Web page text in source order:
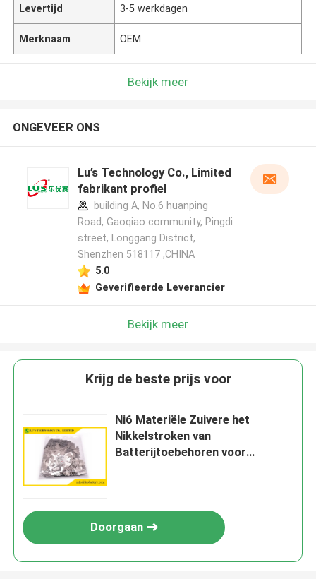
Levertijd 3-5 werkdagen
Merknaam OEM
Bekijk meer
ONGEVEER ONS
Lu’s Technology Co., Limited
fabrikant profiel
building A, No.6 huanping
Road, Gaoqiao community, Pingdi
street, Longgang District,
Shenzhen 518117 ,CHINA
5.0
Geverifieerde Leverancier
Bekijk meer
Krijg de beste prijs voor
Ni6 Materiële Zuivere het
Nikkelstroken van
Batterijtoebehoren voor
Doorgaan